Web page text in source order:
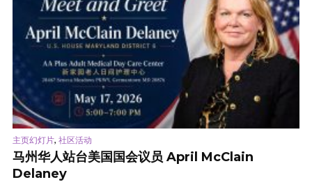
主页幻灯片, 社区活动
马州华人站台美国国会议员 April McClain
Delaney